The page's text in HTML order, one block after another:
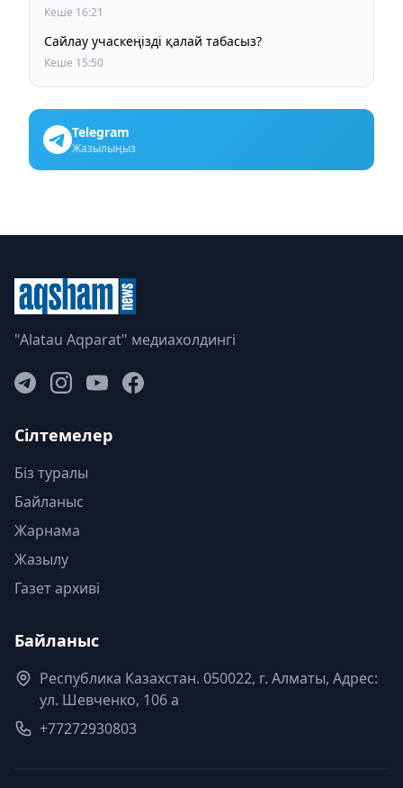
Кеше 16:21
Сайлау учаскеңізді қалай табасыз?
Кеше 15:50
Telegram
Жазылыңыз
"Alatau Aqparat" медиахолдингі
Сілтемелер
Біз туралы
Байланыс
Жарнама
Жазылу
Газет архиві
Байланыс
Республика Казахстан. 050022, г. Алматы, Адрес:
ул. Шевченко, 106 а
+77272930803